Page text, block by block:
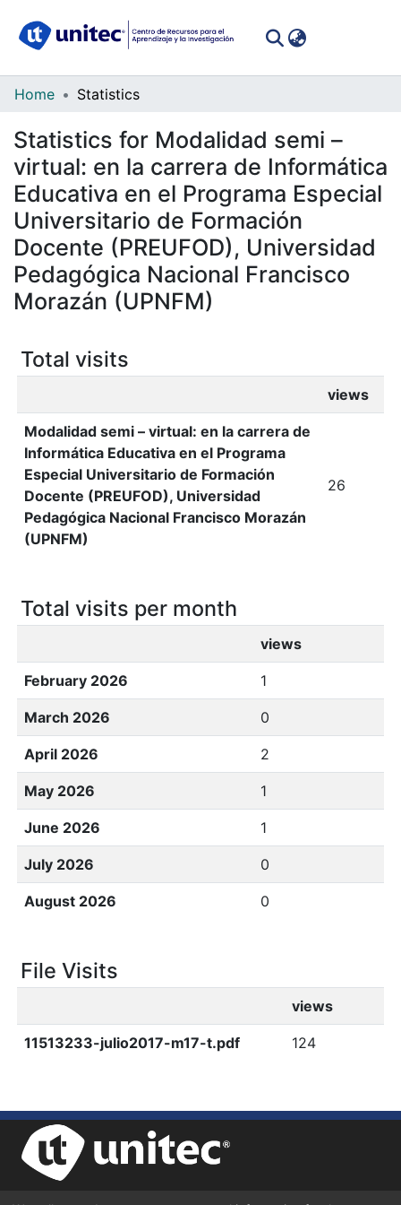
Communities
Collections
All of DSpace
Home Statistics
Statistics for Modalidad semi –
virtual: en la carrera de Informática
Educativa en el Programa Especial
Universitario de Formación
Docente (PREUFOD), Universidad
Pedagógica Nacional Francisco
Morazán (UPNFM)
Total visits
views
Modalidad semi – virtual: en la carrera de
Informática Educativa en el Programa
Especial Universitario de Formación
Docente (PREUFOD), Universidad
Pedagógica Nacional Francisco Morazán
(UPNFM)
26
Total visits per month
views
February 2026 1
March 2026 0
April 2026 2
May 2026 1
June 2026 1
July 2026 0
August 2026 0
File Visits
views
11513233-julio2017-m17-t.pdf 124